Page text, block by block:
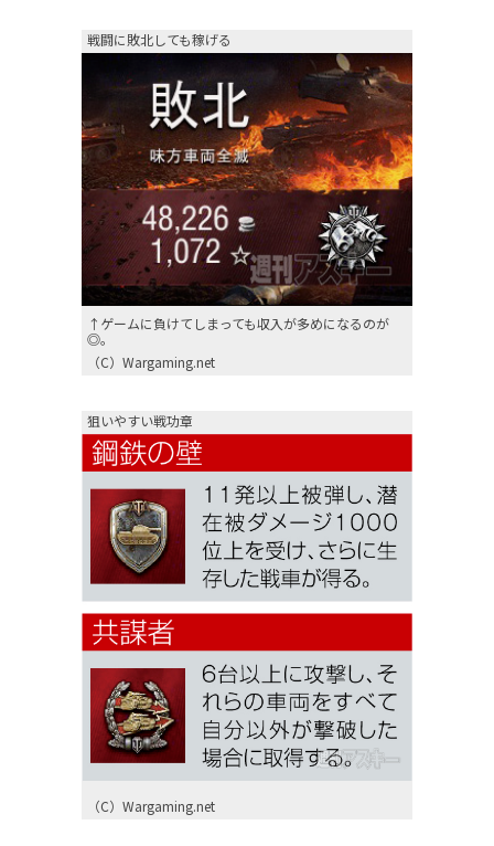
戦闘に敗北しても稼げる
↑ゲームに負けてしまっても収入が多めになるのが
◎。
（C）Wargaming.net
狙いやすい戦功章
（C）Wargaming.net